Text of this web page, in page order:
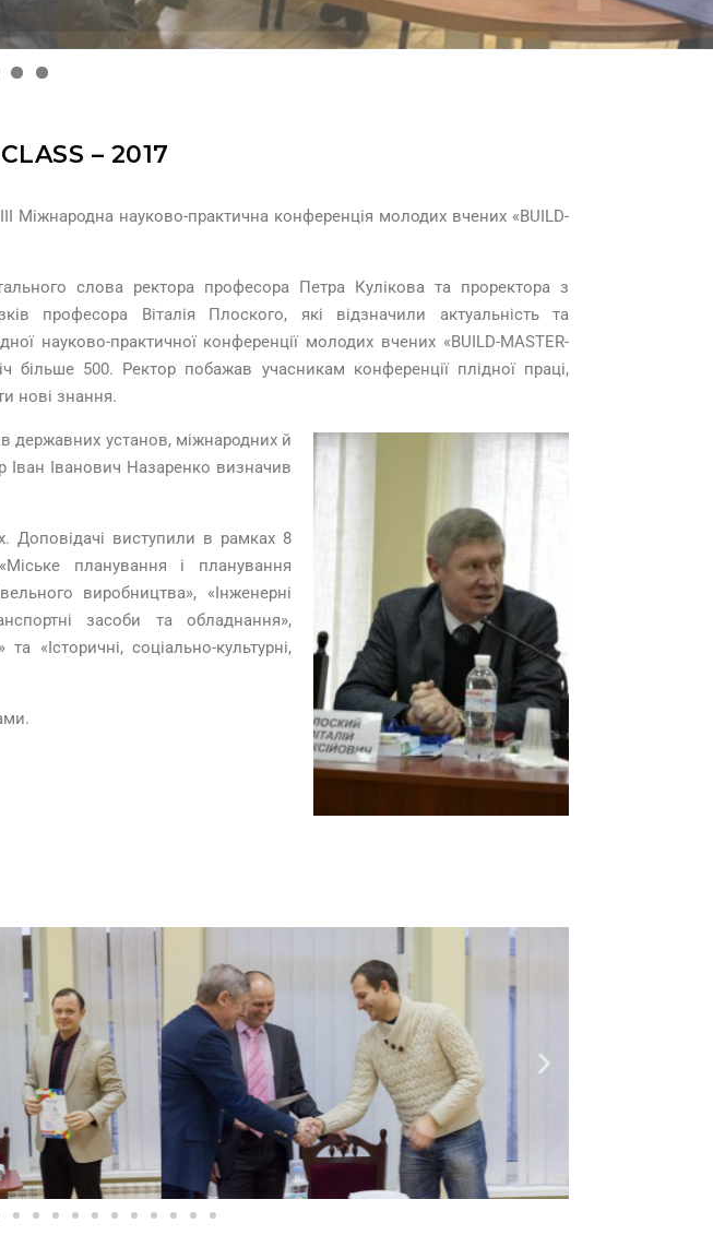
– 2017
Міжнародна науково-практична конференція молодих вчених «BUILD-
слова ректора професора Петра Кулікова та проректора з
професора Віталія Плоского, які відзначили актуальність та
науково-практичної конференції молодих вчених «BUILD-MASTER-
більше 500. Ректор побажав учасникам конференції плідної праці,
нові знання.
державних установ, міжнародних й
Іван Іванович Назаренко визначив
Доповідачі виступили в рамках 8
планування і планування
виробництва», «Інженерні
засоби та обладнання»,
«Історичні, соціально-культурні,